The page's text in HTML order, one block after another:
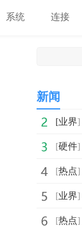
系统 连接
新闻
[业界]
[硬件]
[热点]
[业界]
[热点]